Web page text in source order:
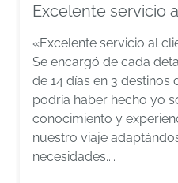
Excelente servicio
«Excelente servicio al
Se encargó de cada
de 14 días en 3 destinos
podría haber hecho yo
conocimiento y
nuestro viaje
necesidades....